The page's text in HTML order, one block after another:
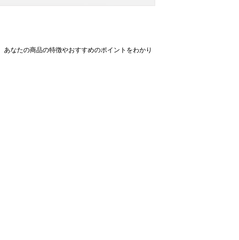
なたの商品の特徴やおすすめのポイントをわかり